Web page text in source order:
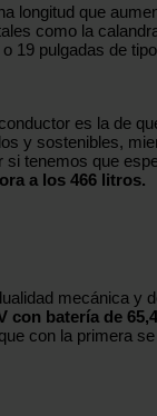
longitud que
como la
19 pulgadas de
es la de
y sostenibles,
si tenemos que
a los 466 litros.
mecánica y
con batería de
con la primera